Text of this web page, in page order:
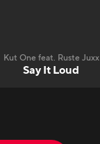
Kut One feat. Ruste Juxx
Say It Loud